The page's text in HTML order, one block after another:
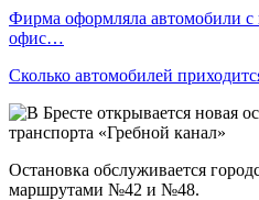
Фирма оформляла автомобили
офис…
Сколько автомобилей
Остановка обслуживается
маршрутами №42 и №48.